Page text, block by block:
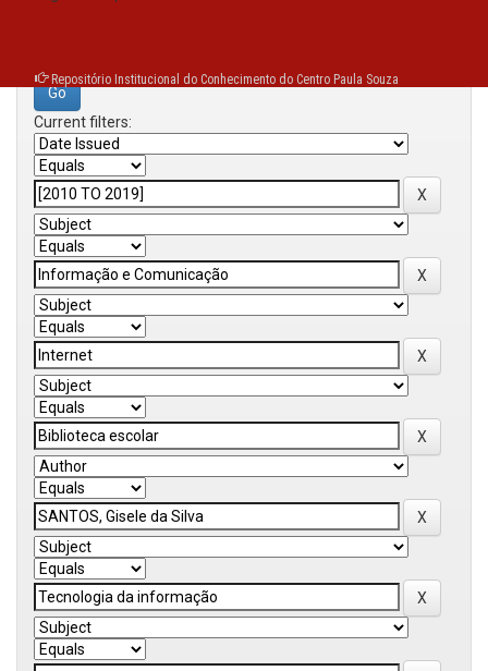
Repositório Institucional do Conhecimento do Centro Paula Souza
Current filters: